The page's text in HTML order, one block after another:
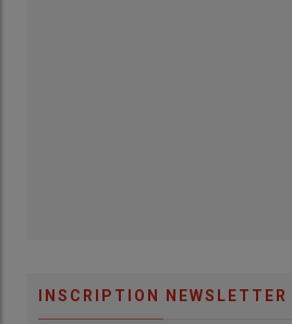
INSCRIPTION NEWSLETTER